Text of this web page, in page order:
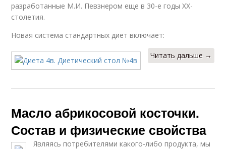
разработанные М.И. Певзнером еще в 30-е годы XX-
столетия.
Новая система стандартных диет включает:
Читать дальше →
Масло абрикосовой косточки.
Состав и физические свойства
Являясь потребителями какого-либо продукта, мы